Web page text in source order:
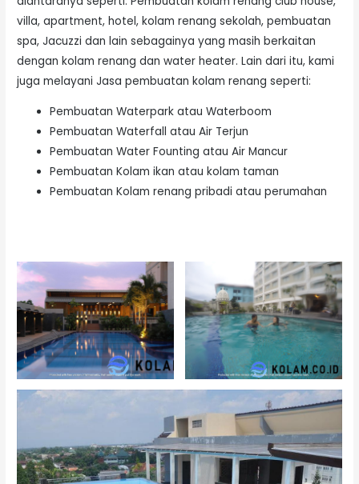
villa, apartment, hotel, kolam renang sekolah, pembuatan
spa, Jacuzzi dan lain sebagainya yang masih berkaitan
dengan kolam renang dan water heater. Lain dari itu, kami
juga melayani Jasa pembuatan kolam renang seperti:
Pembuatan Waterpark atau Waterboom
Pembuatan Waterfall atau Air Terjun
Pembuatan Water Founting atau Air Mancur
Pembuatan Kolam ikan atau kolam taman
Pembuatan Kolam renang pribadi atau perumahan